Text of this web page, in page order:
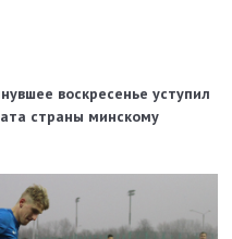
воскресенье уступил
страны минскому